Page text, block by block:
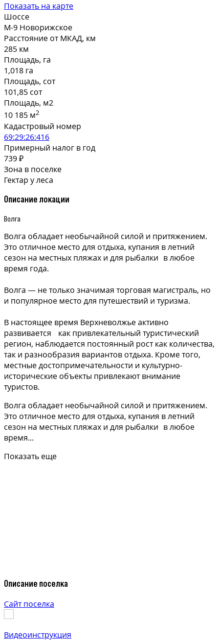
Показать на карте
Шоссе
М-9 Новорижское
Расстояние от МКАД, км
285 км
Площадь, га
1,018 га
Площадь, сот
101,85 сот
Площадь, м2
10 185 м2
Кадастровый номер
69:29:26:416
Примерный налог в год
739 ₽
Зона в поселке
Гектар у леса
Описание локации
Волга
Волга обладает необычайной силой и притяжением.
Это отличное место для отдыха, купания в летний
сезон на местных пляжах и для рыбалки в любое
время года.
Волга — не только значимая торговая магистраль, но
и популярное место для путешествий и туризма.
В настоящее время Верхневолжье активно
развивается как привлекательный туристический
регион, наблюдается постоянный рост как количества,
так и разнообразия вариантов отдыха. Кроме того,
местные достопримечательности и культурно-
исторические объекты привлекают внимание
туристов.
Волга обладает необычайной силой и притяжением.
Это отличное место для отдыха, купания в летний
сезон на местных пляжах и для рыбалки в любое
время...
Показать еще
Описание поселка
Сайт поселка
Видеоинструкция